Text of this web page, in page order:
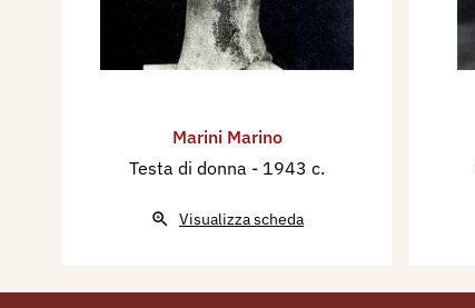
Marini Marino
Testa di donna - 1943 c.
Visualizza scheda